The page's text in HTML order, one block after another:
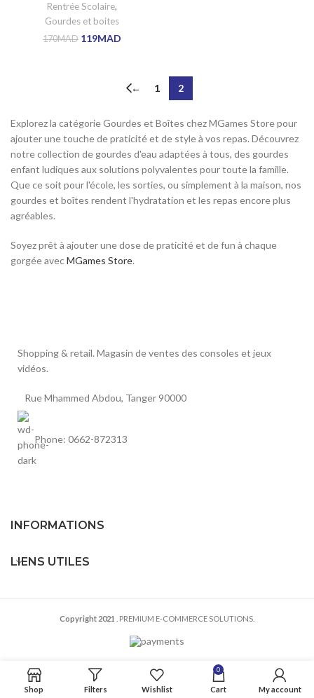
Rentrée Scolaire,
Gourdes et boites
170MAD 119MAD
← 1 2
Explorez la catégorie Gourdes et Boîtes chez MGames Store pour
ajouter une touche de praticité et de style à vos repas. Découvrez
notre collection de gourdes d'eau adaptées à tous, des gourdes
enfant ludiques aux solutions polyvalentes pour toute la famille.
Que ce soit pour l'école, les sorties, ou simplement à la maison, nos
gourdes et boîtes rendent l'hydratation et les repas encore plus
agréables.
Soyez prêt à ajouter une dose de praticité et de fun à chaque
gorgée avecMGames Store.
Shopping & retail. Magasin de ventes des consoles et jeux
vidéos.
Rue Mhammed Abdou, Tanger 90000
Phone: 0662-872313
INFORMATIONS
LIENS UTILES
Copyright 2021 . PREMIUM E-COMMERCE SOLUTIONS.
Shop Filters Wishlist
0
Cart My account